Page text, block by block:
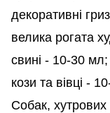
декоративні
велика рогата
свині - 10-30 мл;
кози та вівці -
Собак, хутрових